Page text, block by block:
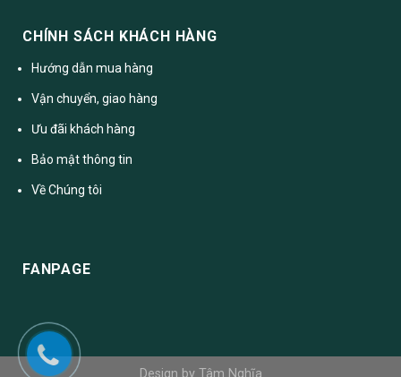
CHÍNH SÁCH KHÁCH HÀNG
Hướng dẫn mua hàng
Vận chuyển, giao hàng
Ưu đãi khách hàng
Bảo mật thông tin
Về Chúng tôi
FANPAGE
Design by Tâm Nghĩa